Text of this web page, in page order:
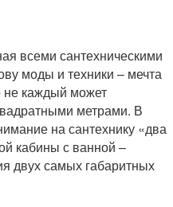
всеми сантехническими
моды и техники – мечта
не каждый может
метрами. В
на сантехнику «два
кабины с ванной –
двух самых габаритных